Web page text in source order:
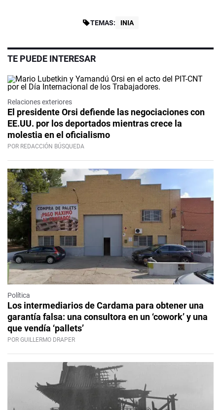
TEMAS: INIA
TE PUEDE INTERESAR
Relaciones exteriores
El presidente Orsi defiende las negociaciones con
EE.UU. por los deportados mientras crece la
molestia en el oficialismo
POR REDACCIÓN BÚSQUEDA
Política
Los intermediarios de Cardama para obtener una
garantía falsa: una consultora en un ‘cowork’ y una
que vendía ‘pallets’
POR GUILLERMO DRAPER